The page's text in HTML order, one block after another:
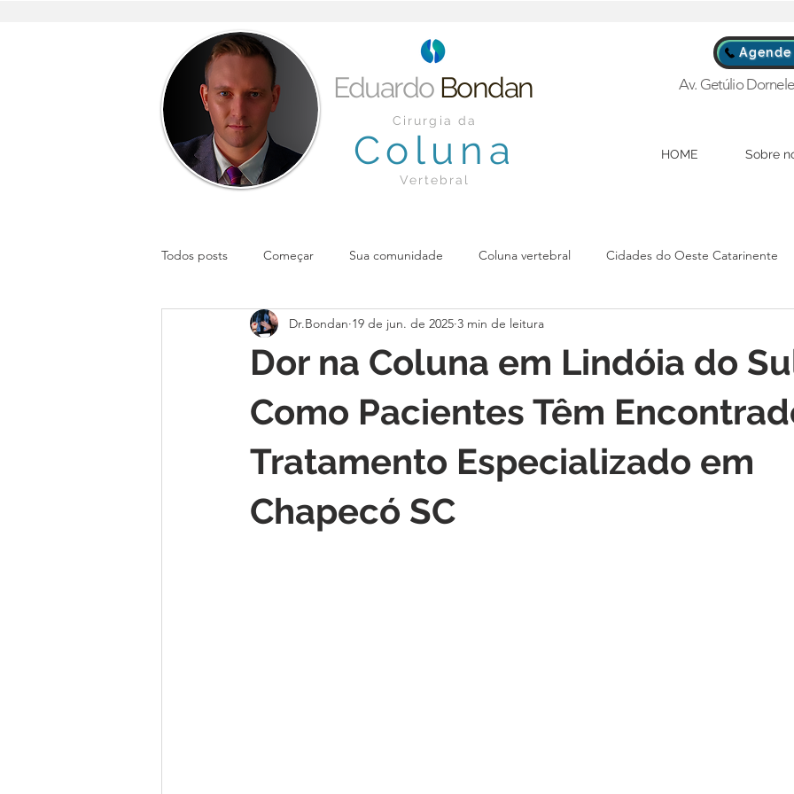
Eduardo Bondan
Cirurgia da
Coluna
Vertebral
Av. Getúlio
HOME Sobre
Todos posts Começar Sua comunidade Coluna vertebral Cidades do Oeste Catarinente
Dor na Coluna em Lindóia do
Como Pacientes Têm
Tratamento Especializado em
Chapecó SC
Dr.Bondan 19 de jun. de 2025 3 min de leitura